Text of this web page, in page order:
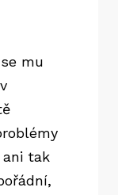
mu
tak